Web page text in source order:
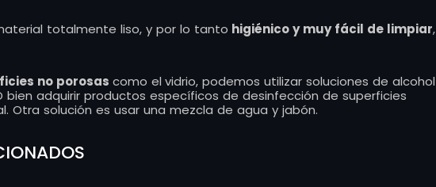
totalmente liso, y por lo tanto higiénico y muy fácil de limpiar,
no porosas como el vidrio, podemos utilizar soluciones de alcohol
bien adquirir productos específicos de desinfección de superficies
Otra solución es usar una mezcla de agua y jabón.